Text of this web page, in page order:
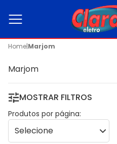
Home|Marjom
Marjom
MOSTRAR FILTROS
Produtos por página: